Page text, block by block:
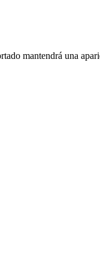
mantendrá una